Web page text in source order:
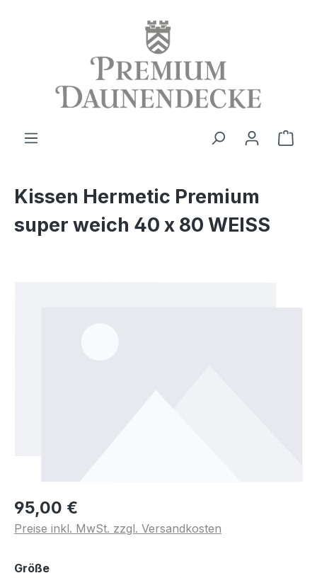
Kissen Hermetic Premium
super weich 40 x 80 WEISS
95,00 €
Preise inkl. MwSt. zzgl. Versandkosten
Größeauswählen